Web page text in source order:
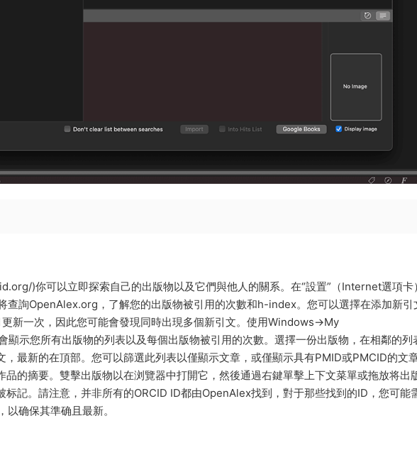
)你可以立即探索自己的出版物以及它們與他人的關系。在“設置”（Internet選項卡
查詢OpenAlex.org，了解您的出版物被引用的次數和h-index。您可以選擇在添加新引
新一次，因此您可能會發現同時出現多個新引文。使用Windows->My
顯示您所有出版物的列表以及每個出版物被引用的次數。選擇一份出版物，在相鄰的列
，最新的在頂部。您可以篩選此列表以僅顯示文章，或僅顯示具有PMID或PMCID的文
品的摘要。雙擊出版物以在浏覽器中打開它，然後通過右鍵單擊上下文菜單或拖放将出
标記。請注意，并非所有的ORCID ID都由OpenAlex找到，對于那些找到的ID，您可能
确保其準确且最新。